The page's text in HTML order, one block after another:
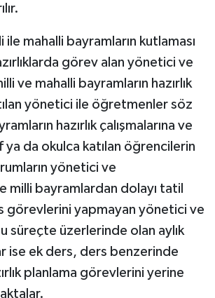
ile mahalli bayramların kutlaması
görev alan yönetici ve
ve mahalli bayramların hazırlık
yönetici ile öğretmenler söz
hazırlık çalışmalarına ve
ya da okulca katılan öğrencilerin
yönetici ve
milli bayramlardan dolayı tatil
görevlerini yapmayan yönetici ve
süreçte üzerlerinde olan aylık
ise ek ders, ders benzerinde
planlama görevlerini yerine